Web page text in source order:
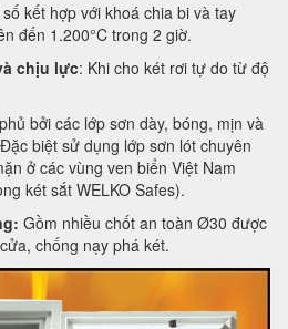
số kết hợp với khoá chia bi và tay
đến 1.200°C trong 2 giờ.
chịu lực: Khi cho két rơi tự do từ độ
bởi các lớp sơn dày, bóng, mịn và
biệt sử dụng lớp sơn lót chuyên
ở các vùng ven biển Việt Nam
két sắt WELKO Safes).
Gồm nhiều chốt an toàn Ø30 được
chống nạy phá két.